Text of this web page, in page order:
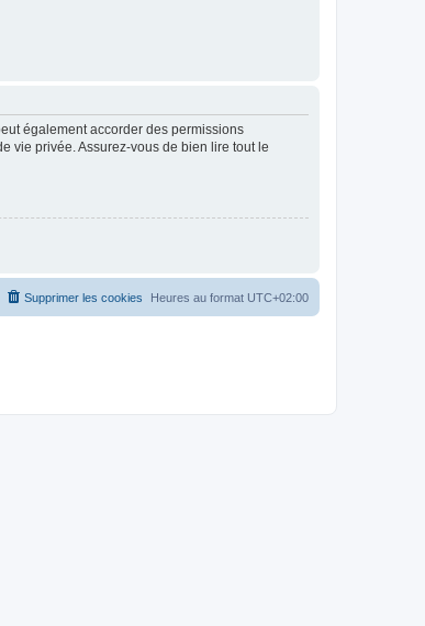
également accorder des permissions
vie privée. Assurez-vous de bien lire tout le
Heures au format UTC+02:00
Supprimer les cookies